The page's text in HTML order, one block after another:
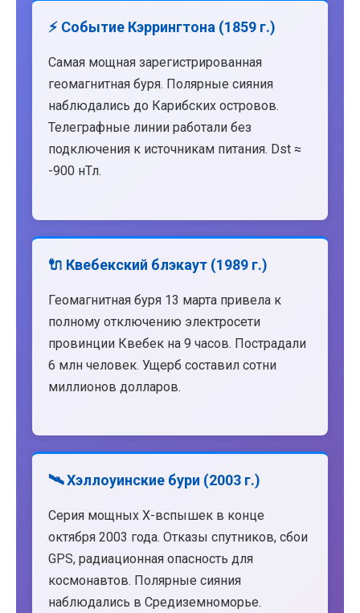
⚡ Событие Кэррингтона (1859 г.)
Самая мощная зарегистрированная
геомагнитная буря. Полярные сияния
наблюдались до Карибских островов.
Телеграфные линии работали без
подключения к источникам питания. Dst ≈
-900 нТл.
🔌 Квебекский блэкаут (1989 г.)
Геомагнитная буря 13 марта привела к
полному отключению электросети
провинции Квебек на 9 часов. Пострадали
6 млн человек. Ущерб составил сотни
миллионов долларов.
🛰️ Хэллоуинские бури (2003 г.)
Серия мощных X-вспышек в конце
октября 2003 года. Отказы спутников, сбои
GPS, радиационная опасность для
космонавтов. Полярные сияния
наблюдались в Средиземноморье.